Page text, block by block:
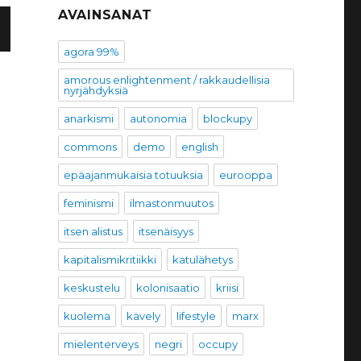
AVAINSANAT
agora 99%
amorous enlightenment / rakkaudellisia
nyrjähdyksiä
anarkismi autonomia blockupy
commons demo english
epäajanmukaisia totuuksia eurooppa
feminismi ilmastonmuutos
itsen alistus itsenäisyys
kapitalismikritiikki katulähetys
keskustelu kolonisaatio kriisi
kuolema kävely lifestyle marx
mielenterveys negri occupy